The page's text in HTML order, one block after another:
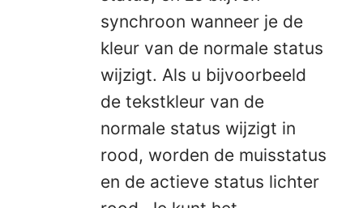
synchroon wanneer je de
kleur van de normale status
wijzigt. Als u bijvoorbeeld
de tekstkleur van de
normale status wijzigt in
rood, worden de muisstatus
en de actieve status lichter